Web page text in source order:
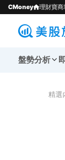
CMoney 理財寶商
盤勢分析
精選